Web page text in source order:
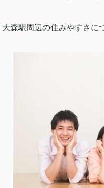
森駅周辺の住みやすさに